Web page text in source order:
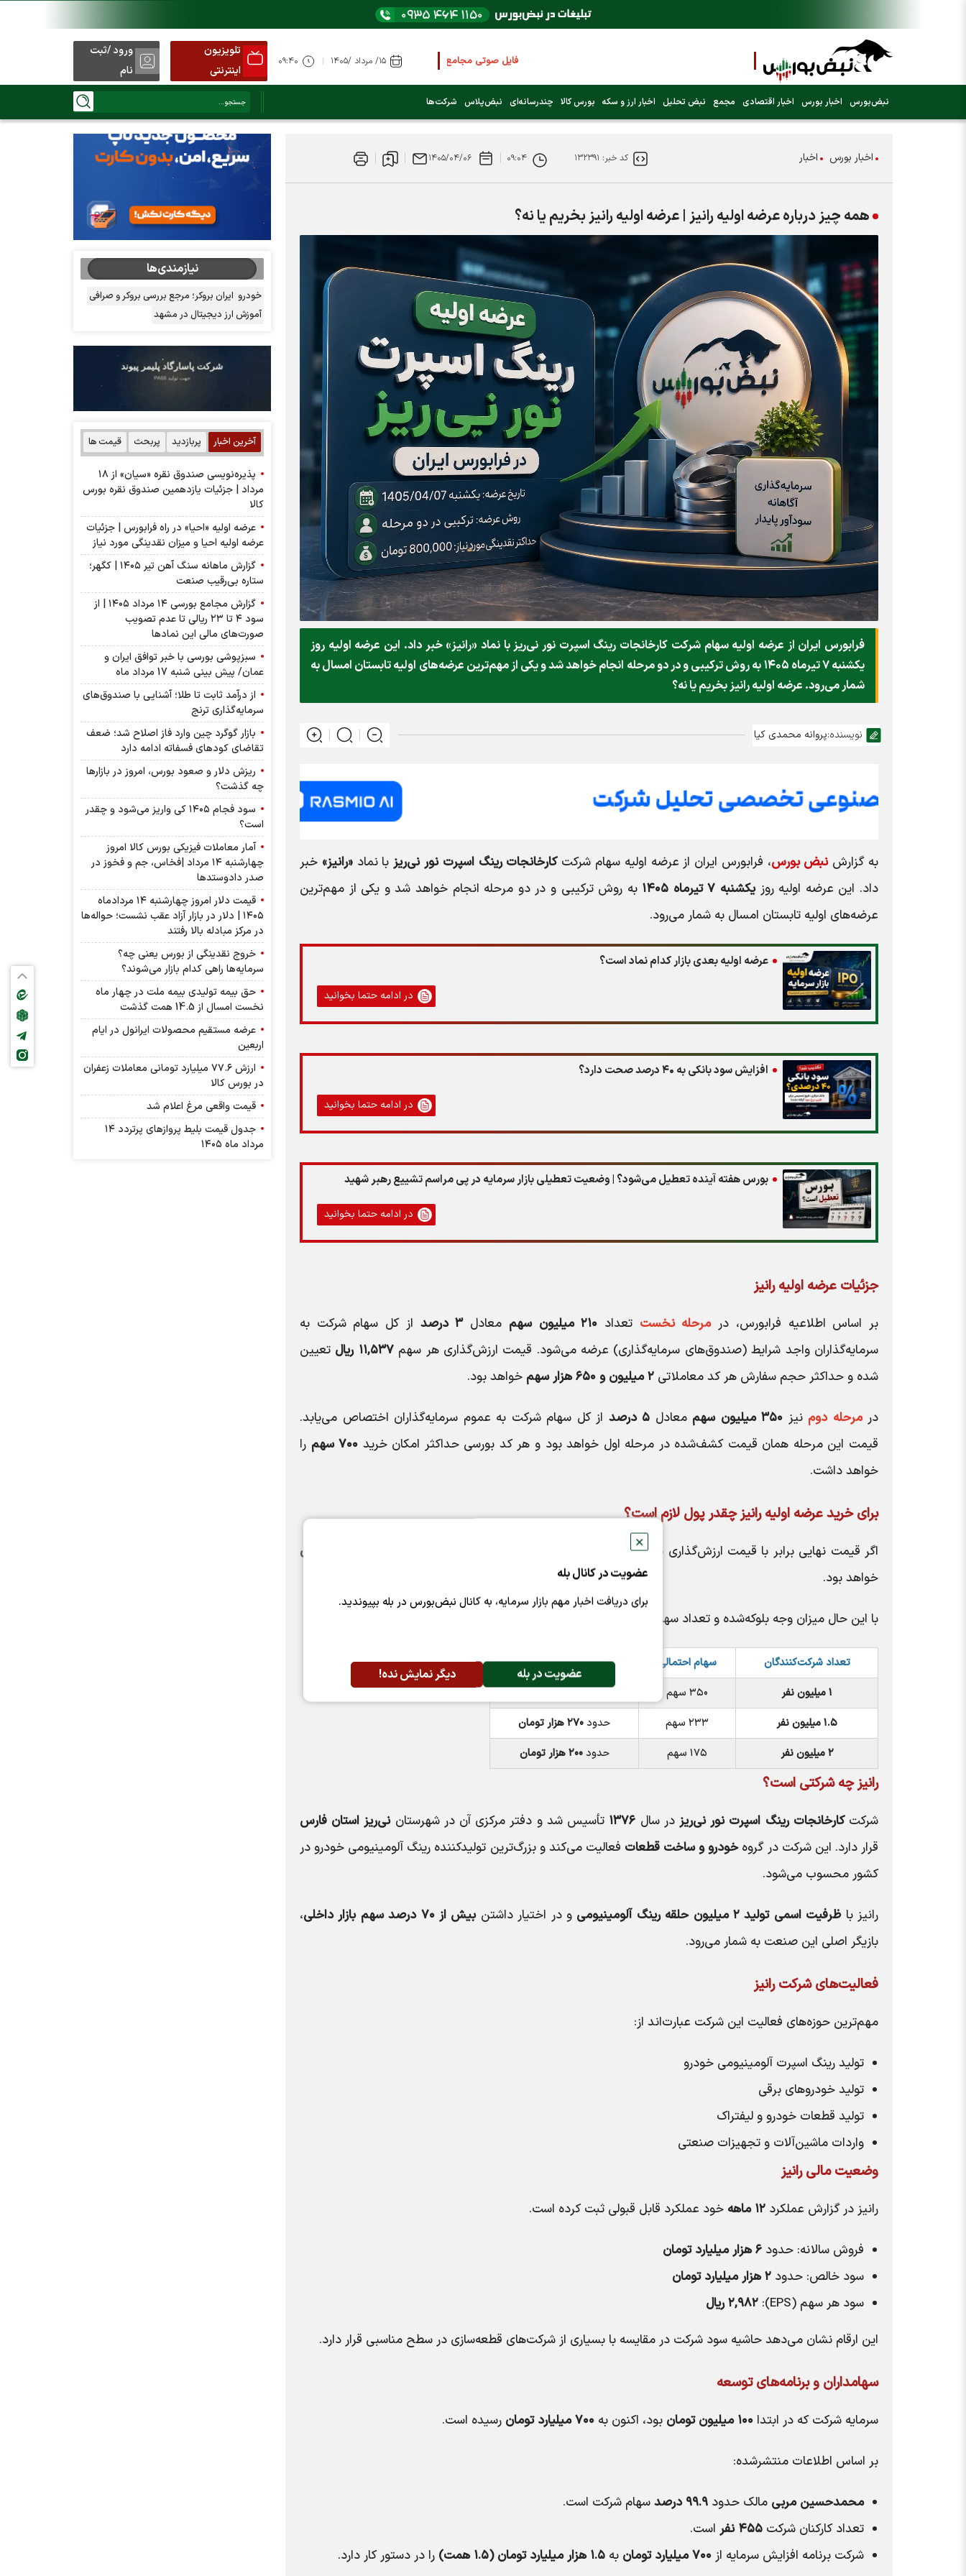
فایل صوتی مجامع و کنفرانس ها را از اینجا گوش کنید
عرضه اولیه بعدی کدام نماد است؟ (کلیک کنید)
تلویزیون
اینترنتی
ورود /ثبت
نام
نبض‌بورس اخبار بورس اخبار اقتصادی مجمع نبض تحلیل اخبار ارز و سکه بورس کالا چندرسانه‌ای نبض‌پلاس شرکت‌ها
✕
عضویت در کانال بله
برای دریافت اخبار مهم بازار سرمایه، به کانال نبض‌بورس در بله بپیوندید.
عضویت در بله دیگر نمایش نده!
اخبار بورس اخبار کد خبر: ۱۳۲۳۹۱ ۰۹:۰۴ ۱۴۰۵/۰۴/۰۶
همه چیز درباره عرضه اولیه رانیز | عرضه اولیه رانیز بخریم یا نه؟
فرابورس ایران از عرضه اولیه سهام شرکت کارخانجات رینگ اسپرت نور نی‌ریز با نماد «رانیز» خبر داد. این عرضه اولیه روز
یکشنبه ۷ تیرماه ۱۴۰۵ به روش ترکیبی و در دو مرحله انجام خواهد شد و یکی از مهم‌ترین عرضه‌های اولیه تابستان امسال به
شمار می‌رود. عرضه اولیه رانیز بخریم یا نه؟
نویسنده:پروانه محمدی کیا
به گزارشنبض بورس، فرابورس ایران از عرضه اولیه سهام شرکتکارخانجات رینگ اسپرت نور نی‌ریزبا نماد«رانیز» خبر
داد. این عرضه اولیه روزیکشنبه ۷ تیرماه ۱۴۰۵
به روش ترکیبی و در دو مرحله انجام خواهد شد و یکی از مهم‌ترین
عرضه‌های اولیه تابستان امسال به شمار می‌رود.
عرضه اولیه بعدی بازار کدام نماد است؟
در ادامه حتما بخوانید
افزایش سود بانکی به ۴۰ درصد صحت دارد؟
در ادامه حتما بخوانید
بورس هفته آینده تعطیل می‌شود؟ | وضعیت تعطیلی بازار سرمایه در پی مراسم تشییع رهبر شهید
در ادامه حتما بخوانید
جزئیات عرضه اولیه رانیز
بر اساس اطلاعیه فرابورس، در مرحله نخست تعداد ۲۱۰ میلیون سهم معادل۳ درصد
از کل سهام شرکت به
سرمایه‌گذاران واجد شرایط (صندوق‌های سرمایه‌گذاری) عرضه می‌شود. قیمت ارزش‌گذاری هر سهم۱۱,۵۳۷ ریال
تعیین
شده و حداکثر حجم سفارش هر کد معاملاتی ۲ میلیون و ۶۵۰ هزار سهم خواهد بود.
درمرحله دوم نیز ۳۵۰ میلیون سهم معادل ۵ درصد
از کل سهام شرکت به عموم سرمایه‌گذاران اختصاص می‌یابد.
قیمت این مرحله همان قیمت کشف‌شده در مرحله اول خواهد بود و هر کد بورسی حداکثر امکان خرید ۷۰۰ سهم
را
خواهد داشت.
برای خرید عرضه اولیه رانیز چقدر پول لازم است؟
اگر قیمت نهایی برابر با قیمت ارزش‌گذاری باشد، حداکثر نقدینگی مورد نیاز برای ثبت سفارش حدود
خواهد بود.
با این حال میزان وجه بلوکه‌شده و تعداد سهام تخصیصی به میزان مشارکت سرمایه‌گذاران بستگی دارد.
تعداد شرکت‌کنندگان سهام احتمالی
نقدینگی مورد نیاز
۱ میلیون نفر
۳۵۰ سهم
۱.۵ میلیون نفر
۲۳۳ سهم حدود۲۷۰ هزار تومان
۲ میلیون نفر
۱۷۵ سهم حدود۲۰۰ هزار تومان
رانیز چه شرکتی است؟
شرکتکارخانجات رینگ اسپرت نور نی‌ریز در سال ۱۳۷۶ تأسیس شد و دفتر مرکزی آن در شهرستاننی‌ریز استان فارس
قرار دارد. این شرکت در گروهخودرو و ساخت قطعات فعالیت می‌کند و بزرگ‌ترین تولیدکننده رینگ آلومینیومی خودرو در
کشور محسوب می‌شود.
رانیز باظرفیت اسمی تولید ۲ میلیون حلقه رینگ آلومینیومی و در اختیار داشتنبیش از ۷۰ درصد سهم بازار داخلی
،
بازیگر اصلی این صنعت به شمار می‌رود.
فعالیت‌های شرکت رانیز
مهم‌ترین حوزه‌های فعالیت این شرکت عبارت‌اند از:
تولید رینگ اسپرت آلومینیومی خودرو
تولید خودروهای برقی
تولید قطعات خودرو و لیفتراک
واردات ماشین‌آلات و تجهیزات صنعتی
وضعیت مالی رانیز
رانیز در گزارش عملکرد ۱۲ ماهه خود عملکرد قابل قبولی ثبت کرده است.
فروش سالانه: حدود ۶ هزار میلیارد تومان
سود خالص: حدود ۲ هزار میلیارد تومان
سود هر سهم (EPS):
۲,۹۸۲ ریال
این ارقام نشان می‌دهد حاشیه سود شرکت در مقایسه با بسیاری از شرکت‌های قطعه‌سازی در سطح مناسبی قرار دارد.
سهامداران و برنامه‌های توسعه
سرمایه شرکت که در ابتدا۱۰۰ میلیون تومان بود، اکنون به ۷۰۰ میلیارد تومان رسیده است.
بر اساس اطلاعات منتشرشده:
محمدحسین مربی مالک حدود ۹۹.۹ درصد
سهام شرکت است.
تعداد کارکنان شرکت ۴۵۵ نفر
است.
شرکت برنامه افزایش سرمایه از۷۰۰ میلیارد تومان به ۱.۵ هزار میلیارد تومان (۱.۵ همت)
را در دستور کار دارد.
نیازمندی‌ها
خودرو ایران بروکر؛ مرجع بررسی بروکر و صرافی
آموزش ارز دیجیتال در مشهد
آخرین اخبار پربازدید پربحث قیمت ها
پذیره‌نویسی صندوق نقره «سیان» از ۱۸
مرداد | جزئیات یازدهمین صندوق نقره بورس
کالا
عرضه اولیه «احیا» در راه فرابورس | جزئیات
عرضه اولیه احیا و میزان نقدینگی مورد نیاز
گزارش ماهانه سنگ آهن تیر ۱۴۰۵ | کگهر؛
ستاره بی‌رقیب صنعت
گزارش مجامع بورسی ۱۴ مرداد ۱۴۰۵ | از
سود ۴ تا ۲۳ ریالی تا عدم تصویب
صورت‌های مالی این نماد‌ها
سبزپوشی بورسی با خبر توافق ایران و
عمان/ پیش بینی شنبه 17 مرداد ماه
از درآمد ثابت تا طلا؛ آشنایی با صندوق‌های
سرمایه‌گذاری ترنج
بازار گوگرد چین وارد فاز اصلاح شد؛ ضعف
تقاضای کودهای فسفاته ادامه دارد
ریزش دلار و صعود بورس، امروز در بازارها
چه گذشت؟
سود فجام ۱۴۰۵ کی واریز می‌شود و چقدر
است؟
آمار معاملات فیزیکی بورس کالا امروز
چهارشنبه ۱۴ مرداد |فخاس، جم و فخوز در
صدر دادوستد‌ها
قیمت دلار امروز چهارشنبه ۱۴ مردادماه
۱۴۰۵ | دلار در بازار آزاد عقب نشست؛ حواله‌ها
در مرکز مبادله بالا رفتند
خروج نقدینگی از بورس یعنی چه؟
سرمایه‌ها راهی کدام بازار می‌شوند؟
حق بیمه تولیدی بیمه ملت در چهار ماه
نخست امسال از 14.5 همت گذشت
عرضه مستقیم محصولات ایرانول در ایام
اربعین
ارزش ۷۷.۶ میلیارد تومانی معاملات زعفران
در بورس کالا
قیمت واقعی مرغ اعلام شد
جدول قیمت بلیط پرواز‌های پرتردد ۱۴
مرداد ماه ۱۴۰۵